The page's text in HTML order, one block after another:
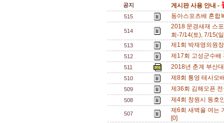
공지 게시판 사용 안내 -
515 동아스포츠배 혼합
514
2018 문경새재 스
회-7/14(토), 7/15(
513 제1회 박재영의원
512 제17회 고성군수
511 2018년 춘계 부산
510 제8회 통영 테사모
509 제36회 김해오픈
508 제4회 창원시 동호
507
제6회 새벽을 여는
[0]